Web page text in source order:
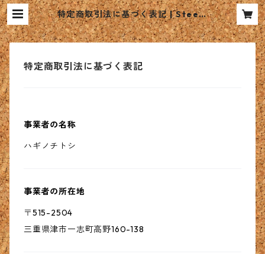
特定商取引法に基づく表記 | SteelF
ishCraft
特定商取引法に基づく表記
事業者の名称
ハギノチトシ
事業者の所在地
〒515-2504
三重県津市一志町高野160-138